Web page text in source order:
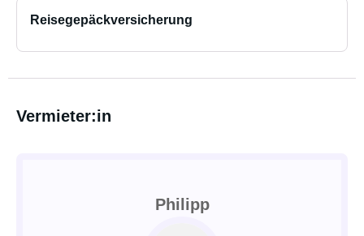
Reisegepäckversicherung
Vermieter:in
Philipp